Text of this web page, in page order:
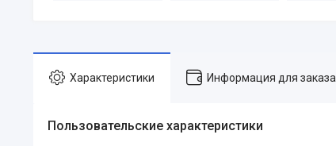
Характеристики Информация для заказа
Пользовательские характеристики